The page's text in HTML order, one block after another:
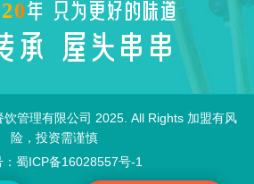
20年 只为更好的味道
承 屋头串串
管理有限公司 2025. All Rights 加盟有风
险，投资需谨慎
：蜀ICP备16028557号-1